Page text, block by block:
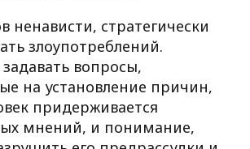
ненависти, стратегически
злоупотреблений.
вопросы,
на установление причин,
придерживается
мнений, и понимание,